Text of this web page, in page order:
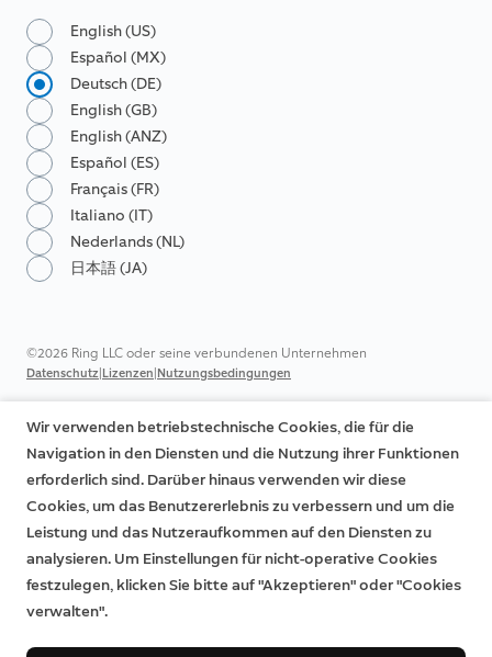
English (US)
Español (MX)
Deutsch (DE)
English (GB)
English (ANZ)
Español (ES)
Français (FR)
Italiano (IT)
Nederlands (NL)
日本語 (JA)
©2026 Ring LLC oder seine verbundenen Unternehmen
Datenschutz|Lizenzen|Nutzungsbedingungen
Wir verwenden betriebstechnische Cookies, die für die
Navigation in den Diensten und die Nutzung ihrer Funktionen
erforderlich sind. Darüber hinaus verwenden wir diese
Cookies, um das Benutzererlebnis zu verbessern und um die
Leistung und das Nutzeraufkommen auf den Diensten zu
analysieren. Um Einstellungen für nicht-operative Cookies
festzulegen, klicken Sie bitte auf "Akzeptieren" oder "Cookies
verwalten".